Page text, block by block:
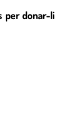
per donar-li